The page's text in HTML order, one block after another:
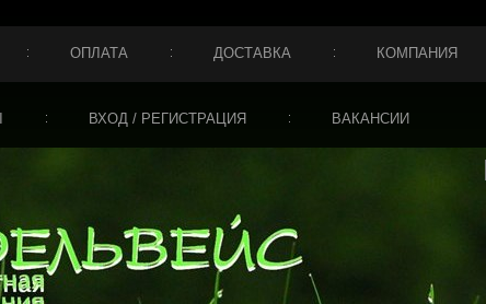
ОПЛАТА ДОСТАВКА КОМПАНИЯ
ВХОД / РЕГИСТРАЦИЯ ВАКАНСИИ